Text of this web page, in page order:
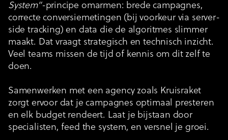
System”-principe omarmen: brede campagnes,
correcte conversiemetingen (bij voorkeur via server-
side tracking) en data die de algoritmes slimmer
maakt. Dat vraagt strategisch en technisch inzicht.
Veel teams missen de tijd of kennis om dit zelf te
doen.
Samenwerken met een agency zoals Kruisraket
zorgt ervoor dat je campagnes optimaal presteren
en elk budget rendeert. Laat je bijstaan door
specialisten, feed the system, en versnel je groei.